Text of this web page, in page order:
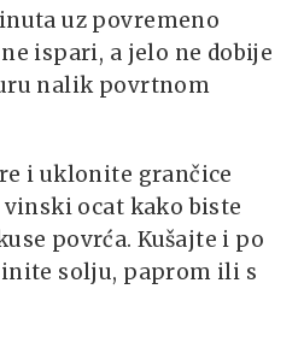
uz povremeno
ispari, a jelo ne dobije
nalik povrtnom
i uklonite grančice
ocat kako biste
povrća. Kušajte i po
solju, paprom ili s